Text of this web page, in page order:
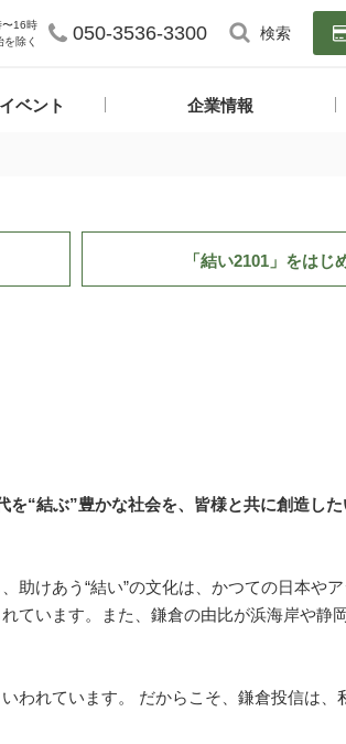
〜16時
除く
050-3536-3300 検索
ベント 企業情報
「結い2101」 をはじ
を“結ぶ”豊かな社会を、皆様と共に創造した
助けあう“結い”の文化は、かつての日本や
ています。また、鎌倉の由比が浜海岸や静
われています。 だからこそ、鎌倉投信は、